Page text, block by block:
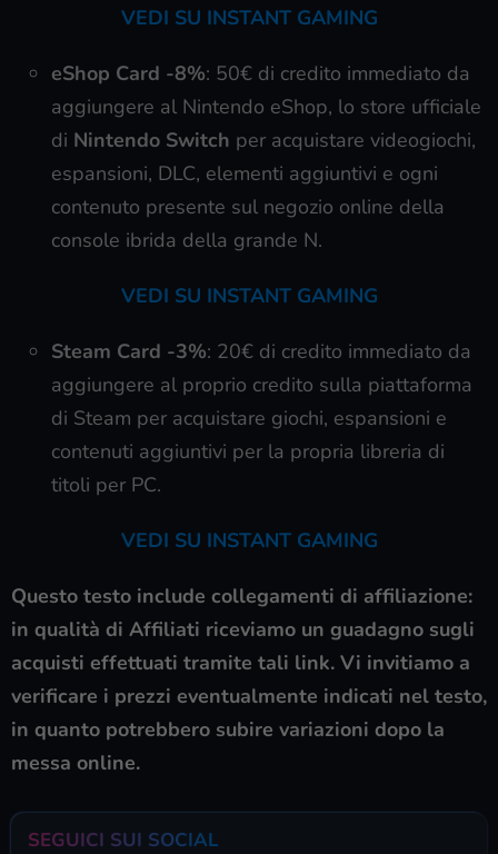
VEDI SU INSTANT GAMING
eShop Card -8%: 50€ di credito immediato da
aggiungere al Nintendo eShop, lo store ufficiale
di Nintendo Switch per acquistare videogiochi,
espansioni, DLC, elementi aggiuntivi e ogni
contenuto presente sul negozio online della
console ibrida della grande N.
VEDI SU INSTANT GAMING
Steam Card -3%: 20€ di credito immediato da
aggiungere al proprio credito sulla piattaforma
di Steam per acquistare giochi, espansioni e
contenuti aggiuntivi per la propria libreria di
titoli per PC.
VEDI SU INSTANT GAMING
Questo testo include collegamenti di affiliazione:
in qualità di Affiliati riceviamo un guadagno sugli
acquisti effettuati tramite tali link. Vi invitiamo a
verificare i prezzi eventualmente indicati nel testo,
in quanto potrebbero subire variazioni dopo la
messa online.
SEGUICI SUI SOCIAL